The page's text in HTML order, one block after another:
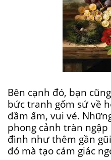
Bên cạnh đó, bạn
bức tranh gốm sứ về
đầm ấm, vui vẻ.
phong cảnh tràn
đình như thêm gần
đó mà tạo cảm giác